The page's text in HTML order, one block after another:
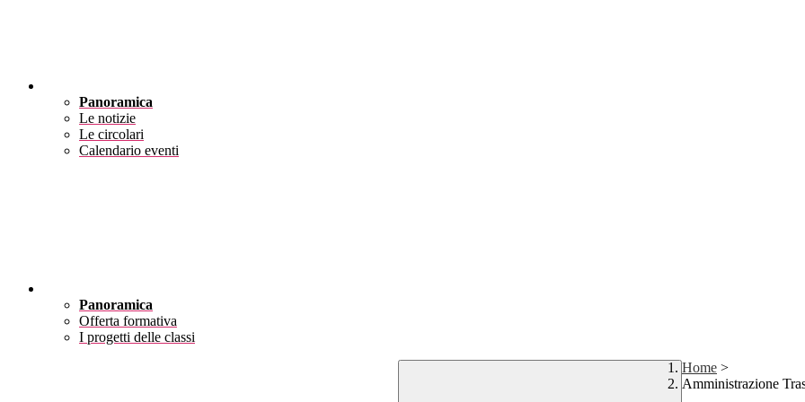
Panoramica
Le notizie
Le circolari
Calendario eventi
Panoramica
Offerta formativa
I progetti delle classi
Home >
Amministrazione